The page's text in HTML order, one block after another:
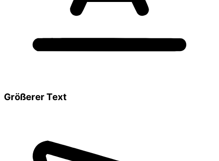
Größerer Text